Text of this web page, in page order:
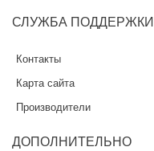
СЛУЖБА ПОДДЕРЖКИ
Контакты
Карта сайта
Производители
ДОПОЛНИТЕЛЬНО